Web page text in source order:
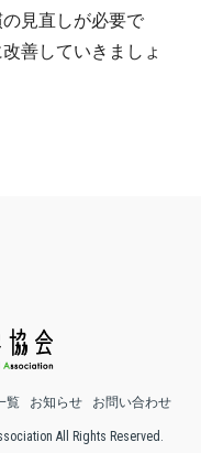
見直しが必要で
善していきましょ
覧 お知らせ お問い合わせ
All Rights Reserved.